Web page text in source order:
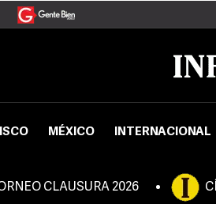
MÉXICO INTERNACIONAL
CLAUSURA 2026